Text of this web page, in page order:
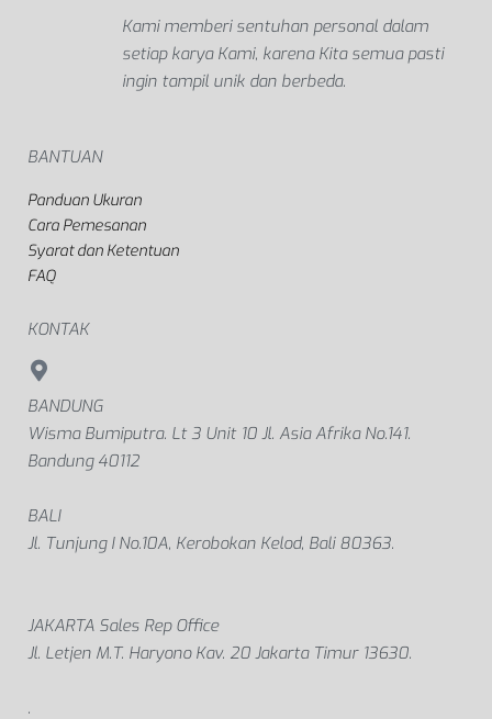
suku bangsa, karakter dan warna yang
eksotik.
Kami, design haruslah dibuat dengan
sepenuh hati untuk menuju kesempurnaan.
BANTUAN
Panduan Ukuran
Cara Pemesanan
FAQ
BANDUNG